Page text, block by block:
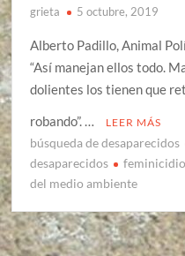
grieta 5 octubre, 2019
Alberto Padillo, Animal
“Así manejan ellos todo.
dolientes los tienen que
robando”. …
LEER MÁS
búsqueda de desaparecidos
desaparecidos
del medio ambiente